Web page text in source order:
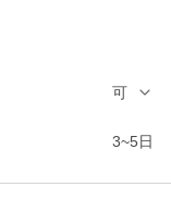
可
3~5日